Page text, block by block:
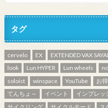
タグ
cervelo EX EXTENDED VAX
look
Lun HYPER Lun wheels
soloist
winspace YouTube お
てんちょ～
イベント インプレッ